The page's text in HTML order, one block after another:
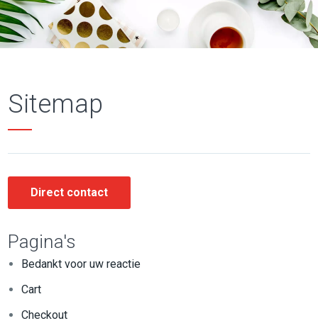
Sitemap
Direct contact
Pagina's
Bedankt voor uw reactie
Cart
Checkout